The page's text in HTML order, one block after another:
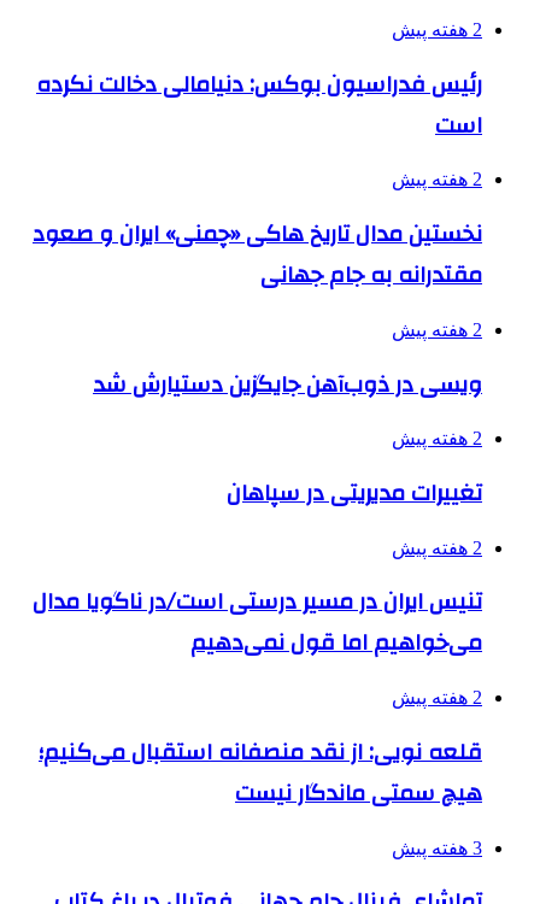
2 هفته پیش
رئیس فدراسیون بوکس: دنیامالی دخالت نکرده
است
2 هفته پیش
نخستین مدال تاریخ هاکی «چمنی» ایران و صعود
مقتدرانه به جام جهانی
2 هفته پیش
ویسی در ذوب‌آهن جایگزین دستیارش شد
2 هفته پیش
تغییرات مدیریتی در سپاهان
2 هفته پیش
تنیس ایران در مسیر درستی است/در ناگویا مدال
می‌خواهیم اما قول نمی‌دهیم
2 هفته پیش
قلعه نویی: از نقد منصفانه استقبال می‌کنیم؛
هیچ سمتی ماندگار نیست
3 هفته پیش